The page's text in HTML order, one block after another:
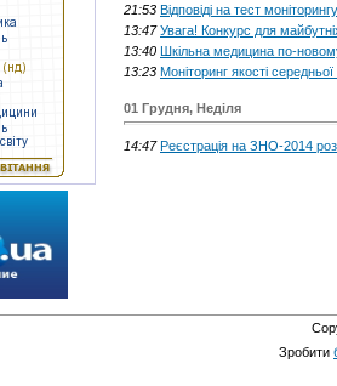
21:53 Відповіді на тест
13:47 Увага! Конкурс для
13:40 Шкільна медицина по-
13:23 Моніторинг якості середньої
01 Грудня, Неділя
14:47 Реєстрація на ЗНО-2014
Зробити